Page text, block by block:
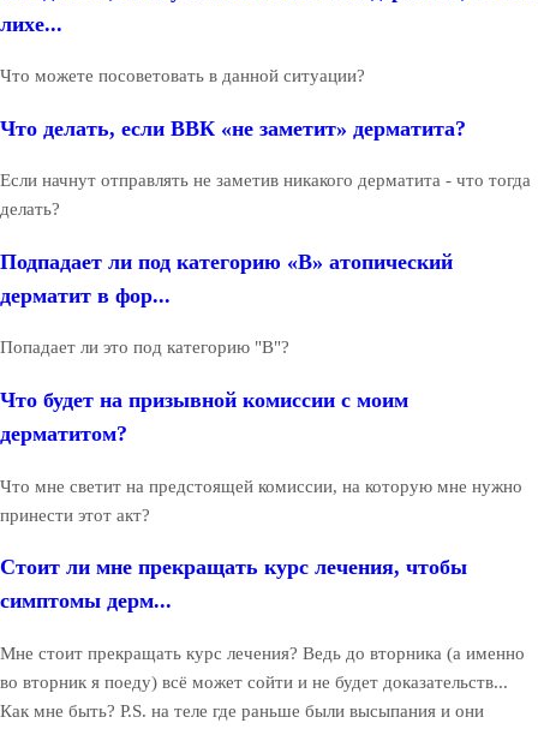
лихе...
Что можете посоветовать в данной ситуации?
Что делать, если ВВК «не заметит» дерматита?
Если начнут отправлять не заметив никакого дерматита - что тогда
делать?
Подпадает ли под категорию «В» атопический
дерматит в фор...
Попадает ли это под категорию "В"?
Что будет на призывной комиссии с моим
дерматитом?
Что мне светит на предстоящей комиссии, на которую мне нужно
принести этот акт?
Стоит ли мне прекращать курс лечения, чтобы
симптомы дерм...
Мне стоит прекращать курс лечения? Ведь до вторника (а именно
во вторник я поеду) всё может сойти и не будет доказательств...
Как мне быть? P.S. на теле где раньше были высыпания и они